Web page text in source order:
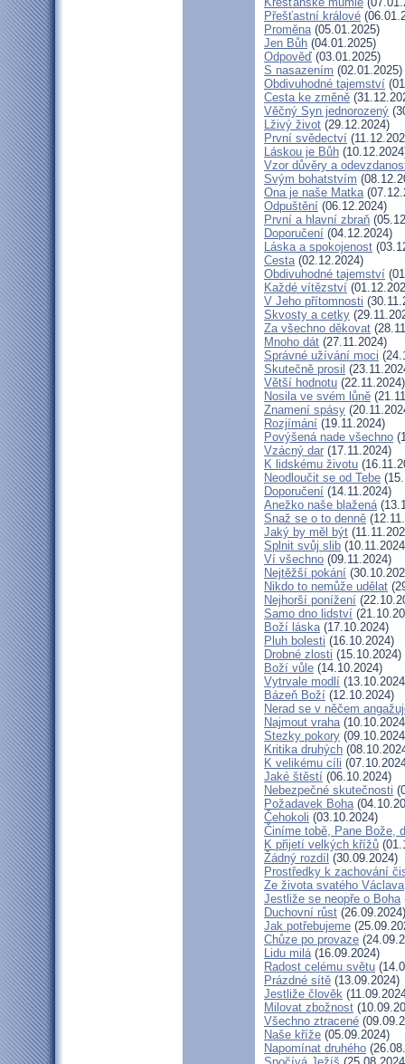
Přešťastní králové
Proměna(05.01.2025)
Jen Bůh (04.01.2025)
Odpověď (03.01.2025)
S nasazením (02.01.2025)
Obdivuhodné tajemství
Cesta ke změně
Věčný Syn jednorozený
Lživý život (29.12.2024)
První svědectví
Láskou je Bůh
Vzor důvěry a
Svým bohatstvím
Ona je naše Matka
Odpuštění (06.12.2024)
První a hlavní zbraň
Doporučení (04.12.2024)
Láska a spokojenost
Cesta(02.12.2024)
Obdivuhodné tajemství
Každé vítězství
V Jeho přítomnosti
Skvosty a cetky
Za všechno děkovat
Mnoho dát (27.11.2024)
Správné užívání moci
Skutečně prosil
Větší hodnotu (22.11.2024)
Nosila ve svém lůně
Znamení spásy
Rozjímání (19.11.2024)
Povýšená nade všechno
Vzácný dar (17.11.2024)
K lidskému životu
Neodloučit se od Tebe
Doporučení (14.11.2024)
Anežko naše blažená
Snaž se o to denně
Jaký by měl být
Splnit svůj slib
Ví všechno (09.11.2024)
Nejtěžší pokání
Nikdo to nemůže udělat
Nejhorší ponížení
Samo dno lidství
Boží láska(17.10.2024)
Pluh bolesti (16.10.2024)
Drobné zlosti (15.10.2024)
Boží vůle (14.10.2024)
Vytrvale modlí
Bázeň Boží (12.10.2024)
Nerad se v něčem
Najmout vraha
Stezky pokory
Kritika druhých
K velikému cíli
Jaké štěstí (06.10.2024)
Nebezpečné skutečnosti
Požadavek Boha
Čehokoli (03.10.2024)
Činíme tobě, Pane Bože,
K přijetí velkých křížů
Žádný rozdíl (30.09.2024)
Prostředky k zachování
Ze života svatého Václava
Jestliže se neopře o Boha
Duchovní růst (26.09.2024)
Jak potřebujeme
Chůze po provaze
Lidu milá(16.09.2024)
Radost celému světu
Prázdné sítě (13.09.2024)
Jestliže člověk
Milovat zbožnost
Všechno ztracené
Naše kříže (05.09.2024)
Napomínat druhého